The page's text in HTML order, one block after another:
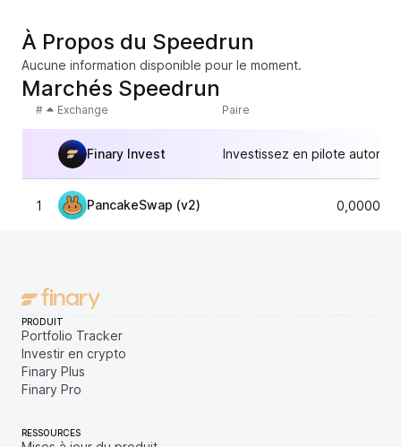
À Propos du Speedrun
Aucune information disponible pour le moment.
Marchés Speedrun
# Exchange Paire
Finary Invest Investissez en pilote
1 PancakeSwap (v2)
PRODUIT
Portfolio Tracker
Investir en crypto
Finary Plus
Finary Pro
RESSOURCES